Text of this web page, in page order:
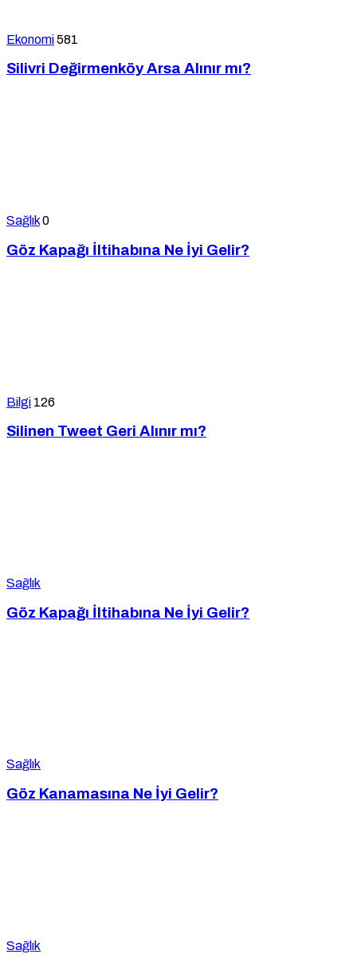
Ekonomi581
Silivri Değirmenköy Arsa Alınır mı?
Sağlık0
Göz Kapağı İltihabına Ne İyi Gelir?
Bilgi 126
Silinen Tweet Geri Alınır mı?
Sağlık
Göz Kapağı İltihabına Ne İyi Gelir?
Sağlık
Göz Kanamasına Ne İyi Gelir?
Sağlık